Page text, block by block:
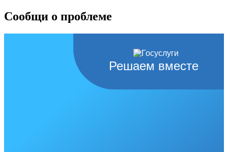
Сообщи о проблеме
Решаем вместе